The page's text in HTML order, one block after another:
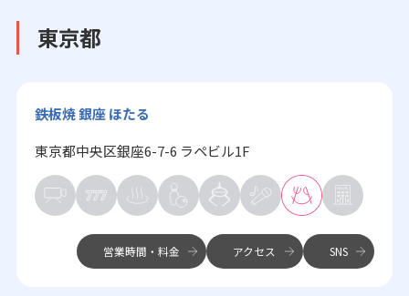
東京都
鉄板焼 銀座 ほたる
東京都中央区銀座6-7-6 ラペビル1F
営業時間・料金 アクセス SNS